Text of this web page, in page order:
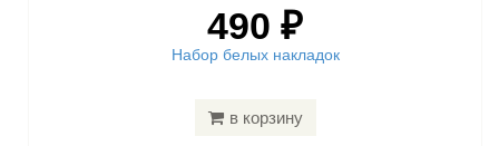
490 ₽
Набор белых накладок
в корзину